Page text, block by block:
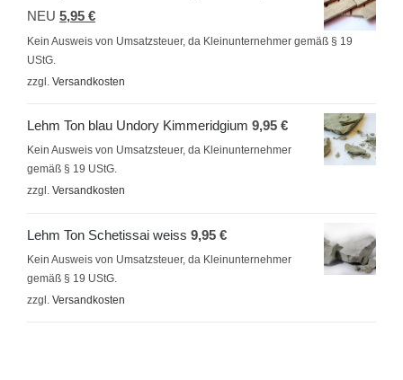
war:
NEU 5,95 €Aktueller
Preis
5,95 €.
Kein Ausweis von Umsatzsteuer, da Kleinunternehmer gemäß § 19
UStG.
zzgl. Versandkosten
Lehm Ton blau Undory Kimmeridgium 9,95 €
Kein Ausweis von Umsatzsteuer, da Kleinunternehmer
gemäß § 19 UStG.
zzgl. Versandkosten
Lehm Ton Schetissai weiss 9,95 €
Kein Ausweis von Umsatzsteuer, da Kleinunternehmer
gemäß § 19 UStG.
zzgl. Versandkosten